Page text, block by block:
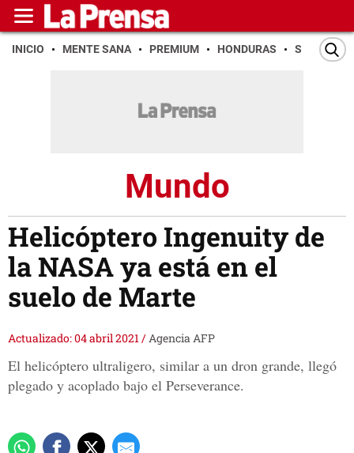
INICIO MENTE SANA PREMIUM HONDURAS SAN PEDRO
Mundo
Helicóptero Ingenuity de
la NASA ya está en el
suelo de Marte
Actualizado: 04 abril 2021/Agencia AFP
El helicóptero ultraligero, similar a un dron grande, llegó
plegado y acoplado bajo el Perseverance.